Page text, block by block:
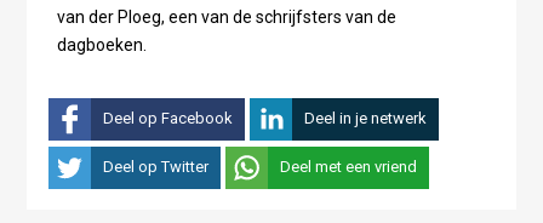
van der Ploeg, een van de schrijfsters van de
dagboeken.
Deel op Facebook Deel in je netwerk
Deel op Twitter Deel met een vriend